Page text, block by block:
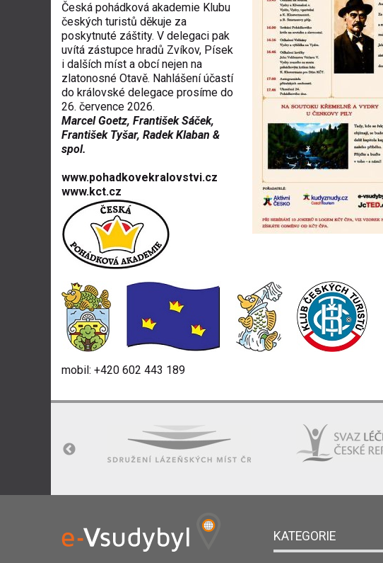
Česká pohádková akademie Klubu
českých turistů děkuje za
poskytnuté záštity. V delegaci pak
uvítá zástupce hradů Zvíkov, Písek
i dalších míst a obcí nejen na
zlatonosné Otavě. Nahlášení účastí
do královské delegace prosíme do
26. července 2026.
Marcel Goetz, František Sáček,
František Tyšar, Radek Klaban &
spol.
www.pohadkovekralovstvi.cz
www.kct.cz
mobil: +420 602 443 189
KATEGORIE